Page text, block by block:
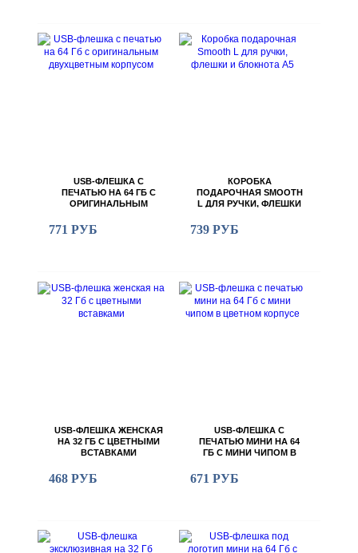
USB-ФЛЕШКА С
ПЕЧАТЬЮ НА 64 ГБ С
ОРИГИНАЛЬНЫМ
КОРПУСОМ
771 РУБ
КОРОБКА
ПОДАРОЧНАЯ SMOOTH
L ДЛЯ РУЧКИ, ФЛЕШКИ
739 РУБ
USB-ФЛЕШКА ЖЕНСКАЯ
НА 32 ГБ С ЦВЕТНЫМИ
ВСТАВКАМИ
468 РУБ
USB-ФЛЕШКА С
ПЕЧАТЬЮ МИНИ НА 64
ГБ С МИНИ ЧИПОМ В
671 РУБ